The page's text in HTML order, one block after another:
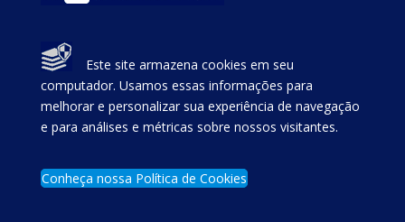
Este site armazena cookies em seu
computador. Usamos essas informações para
melhorar e personalizar sua experiência de navegação
e para análises e métricas sobre nossos visitantes.
Conheça nossa Política de Cookies